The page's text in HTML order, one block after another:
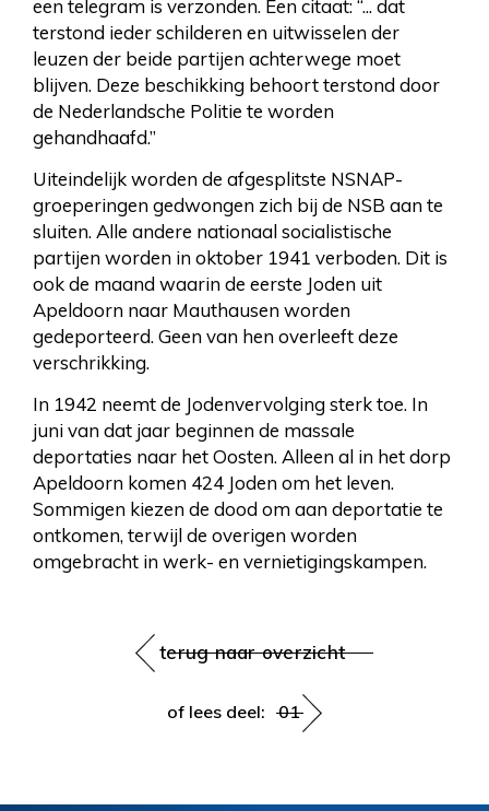
een telegram is verzonden. Een citaat: “... dat
terstond ieder schilderen en uitwisselen der
leuzen der beide partijen achterwege moet
blijven. Deze beschikking behoort terstond door
de Nederlandsche Politie te worden
gehandhaafd.”
Uiteindelijk worden de afgesplitste NSNAP-
groeperingen gedwongen zich bij de NSB aan te
sluiten. Alle andere nationaal socialistische
partijen worden in oktober 1941 verboden. Dit is
ook de maand waarin de eerste Joden uit
Apeldoorn naar Mauthausen worden
gedeporteerd. Geen van hen overleeft deze
verschrikking.
In 1942 neemt de Jodenvervolging sterk toe. In
juni van dat jaar beginnen de massale
deportaties naar het Oosten. Alleen al in het dorp
Apeldoorn komen 424 Joden om het leven.
Sommigen kiezen de dood om aan deportatie te
ontkomen, terwijl de overigen worden
omgebracht in werk- en vernietigingskampen.
terug naar overzicht
of lees deel: 01